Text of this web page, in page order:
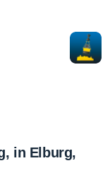
in Elburg,